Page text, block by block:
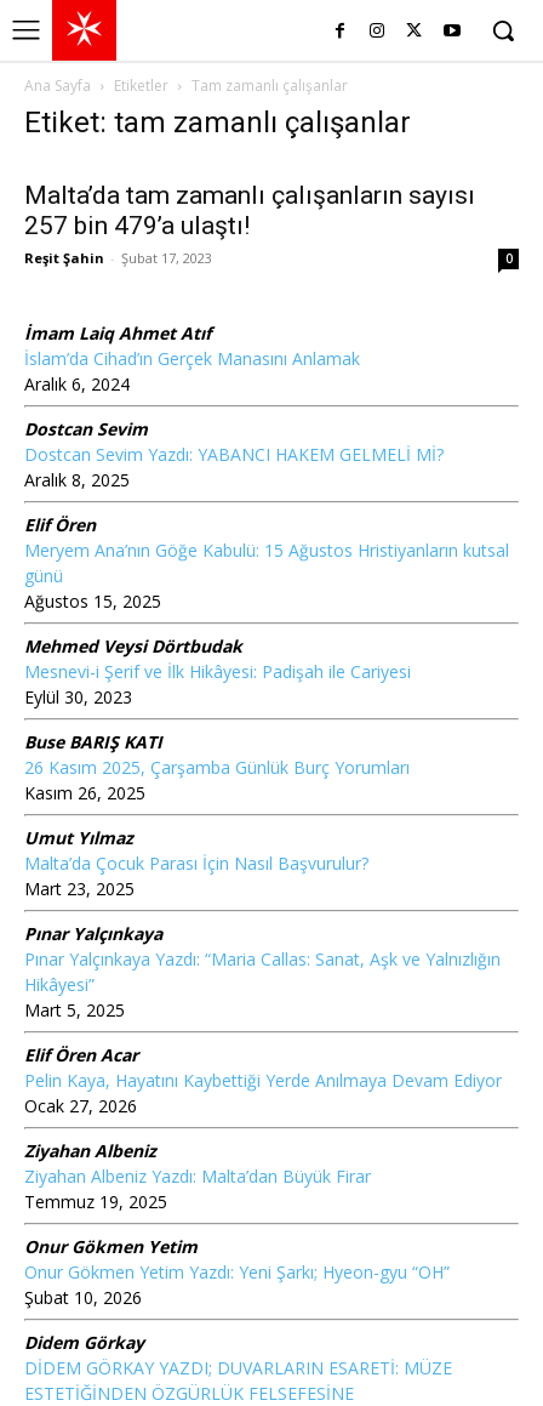
Ana Sayfa Etiketler Tam zamanlı çalışanlar
Etiket: tam zamanlı çalışanlar
Malta’da tam zamanlı çalışanların sayısı
257 bin 479’a ulaştı!
Reşit Şahin - Şubat 17, 2023 0
İmam Laiq Ahmet Atıf
İslam’da Cihad’ın Gerçek Manasını Anlamak
Aralık 6, 2024
Dostcan Sevim
Dostcan Sevim Yazdı: YABANCI HAKEM GELMELİ Mİ?
Aralık 8, 2025
Elif Ören
Meryem Ana’nın Göğe Kabulü: 15 Ağustos Hristiyanların kutsal
günü
Ağustos 15, 2025
Mehmed Veysi Dörtbudak
Mesnevi-i Şerif ve İlk Hikâyesi: Padişah ile Cariyesi
Eylül 30, 2023
Buse BARIŞ KATI
26 Kasım 2025, Çarşamba Günlük Burç Yorumları
Kasım 26, 2025
Umut Yılmaz
Malta’da Çocuk Parası İçin Nasıl Başvurulur?
Mart 23, 2025
Pınar Yalçınkaya
Pınar Yalçınkaya Yazdı: “Maria Callas: Sanat, Aşk ve Yalnızlığın
Hikâyesi”
Mart 5, 2025
Elif Ören Acar
Pelin Kaya, Hayatını Kaybettiği Yerde Anılmaya Devam Ediyor
Ocak 27, 2026
Ziyahan Albeniz
Ziyahan Albeniz Yazdı: Malta’dan Büyük Firar
Temmuz 19, 2025
Onur Gökmen Yetim
Onur Gökmen Yetim Yazdı: Yeni Şarkı; Hyeon-gyu “OH”
Şubat 10, 2026
Didem Görkay
DİDEM GÖRKAY YAZDI; DUVARLARIN ESARETİ: MÜZE
ESTETİĞİNDEN ÖZGÜRLÜK FELSEFESİNE